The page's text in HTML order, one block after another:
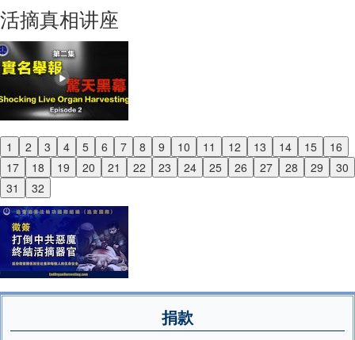
活摘真相讲座
1 2 3 4 5 6 7 8 9 10 11 12 13 14 15
16
17
18 19 20 21 22 23 24 25 26 27 28 29
30
31
32
Previous
Next
捐款